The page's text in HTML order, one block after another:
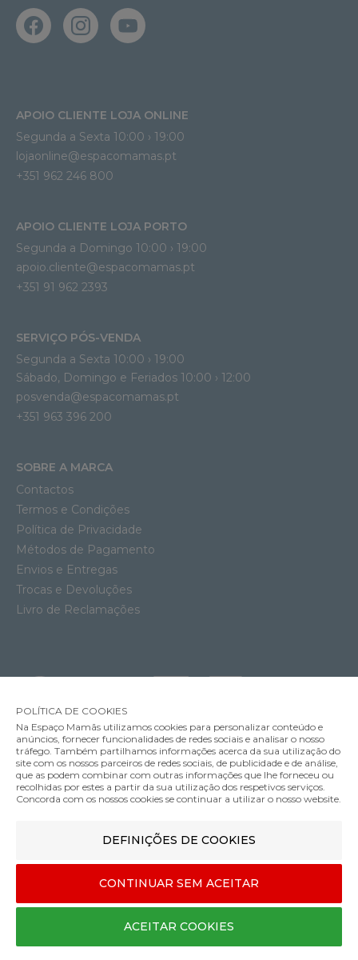
Soutien Amamentação com Aros Anita Fleur
59.95€
Cor
APOIO CLIENTE LOJA ONLINE
Segunda a Sexta 10:00 › 19:00
lojaonline@espacomamas.pt
+351 962 246 800
APOIO CLIENTE LOJA PORTO
Segunda a Domingo 10:00 › 19:00
apoio.cliente@espacomamas.pt
+351 91 962 2393
SERVIÇO PÓS-VENDA
Segunda a Sexta 10:00 › 19:00
Sábado, Domingo e Feriados 10:00 › 12:00
posvenda@espacomamas.pt
+351 963 396 200
SOBRE A MARCA
Contactos
Termos e Condições
Política de Privacidade
Métodos de Pagamento
Envios e Entregas
Trocas e Devoluções
Livro de Reclamações
MÉTODOS DE ENVIO
MÉTODOS DE PAGAMENTO
Designed & developed by
©Espaço mamãs. Todos os direitos reservados
POLÍTICA DE COOKIES
Na Espaço Mamãs utilizamos cookies para personalizar conteúdo e
anúncios, fornecer funcionalidades de redes sociais e analisar o nosso
tráfego. Também partilhamos informações acerca da sua utilização do
site com os nossos parceiros de redes sociais, de publicidade e de análise,
que as podem combinar com outras informações que lhe forneceu ou
recolhidas por estes a partir da sua utilização dos respetivos serviços.
Concorda com os nossos cookies se continuar a utilizar o nosso website.
DEFINIÇÕES DE COOKIES
CONTINUAR SEM ACEITAR
ACEITAR COOKIES